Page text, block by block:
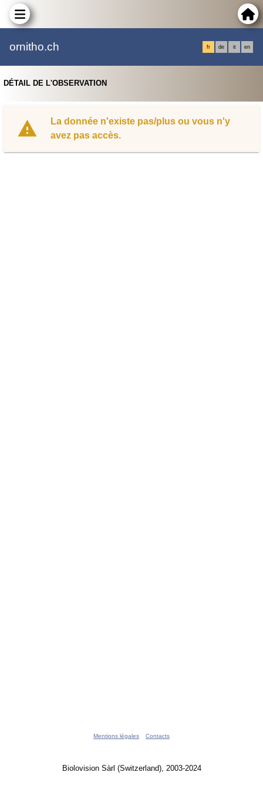
ornitho.ch fr de it en
DÉTAIL DE L'OBSERVATION
La donnée n'existe pas/plus ou vous n'y
avez pas accès.
Mentions légales Contacts
Biolovision Sàrl (Switzerland), 2003-2024